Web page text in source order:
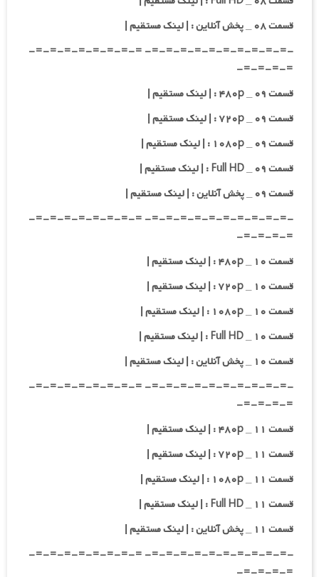
قسمت ۰۸ _ پخش آنلاین : | لینک مستقیم |
-=-=-=-=-=-=-=-=-=-=- =-=-=-=-=-=-=-=-
=-=-=-=-
قسمت ۰۹ _ ۴۸۰p : | لینک مستقیم |
قسمت ۰۹ _ ۷۲۰p : | لینک مستقیم |
قسمت ۰۹ _ ۱۰۸۰p : | لینک مستقیم |
قسمت ۰۹ _ Full HD : | لینک مستقیم |
قسمت ۰۹ _ پخش آنلاین : | لینک مستقیم |
-=-=-=-=-=-=-=-=-=-=- =-=-=-=-=-=-=-=-
=-=-=-=-
قسمت ۱۰ _ ۴۸۰p : | لینک مستقیم |
قسمت ۱۰ _ ۷۲۰p : | لینک مستقیم |
قسمت ۱۰ _ ۱۰۸۰p : | لینک مستقیم |
قسمت ۱۰ _ Full HD : | لینک مستقیم |
قسمت ۱۰ _ پخش آنلاین : | لینک مستقیم |
-=-=-=-=-=-=-=-=-=-=- =-=-=-=-=-=-=-=-
=-=-=-=-
قسمت ۱۱ _ ۴۸۰p : | لینک مستقیم |
قسمت ۱۱ _ ۷۲۰p : | لینک مستقیم |
قسمت ۱۱ _ ۱۰۸۰p : | لینک مستقیم |
قسمت ۱۱ _ Full HD : | لینک مستقیم |
قسمت ۱۱ _ پخش آنلاین : | لینک مستقیم |
-=-=-=-=-=-=-=-=-=-=- =-=-=-=-=-=-=-=-
=-=-=-=-